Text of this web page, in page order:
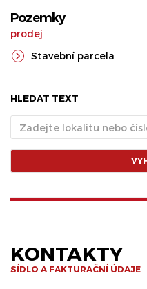
Pozemky
prodej
Stavební parcela
HLEDAT TEXT
KONTAKTY
SÍDLO A FAKTURAČNÍ ÚDAJE